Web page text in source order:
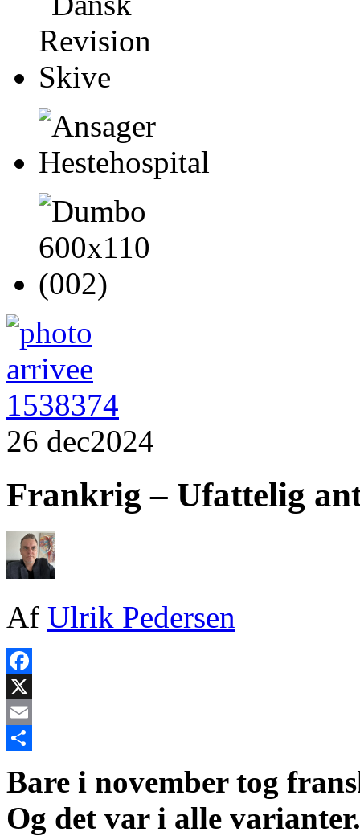
26 dec2024
Frankrig – Ufattelig
Af Ulrik Pedersen
Facebook
X
Email
Bare i november tog
Og det var i alle